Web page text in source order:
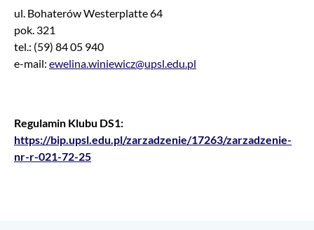
ul. Bohaterów Westerplatte 64
pok. 321
tel.: (59) 84 05 940
e-mail: ewelina.winiewicz@upsl.edu.pl
Regulamin Klubu DS1:
https://bip.upsl.edu.pl/zarzadzenie/17263/zarzadzenie-
nr-r-021-72-25